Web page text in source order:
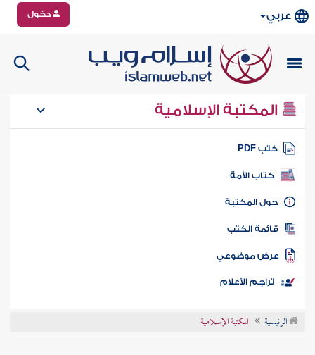
عربي دخول
المكتبة الإسلامية
كتب PDF
كتاب الأمة
المكتبة
الكتب
موضوعي
تراجم الأعلام
الرئيسية المكتبة الإسلامية